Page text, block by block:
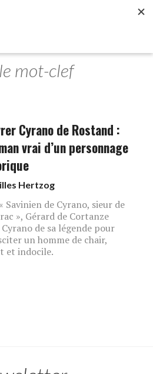
mot-clef
Cyrano de Rostand :
vrai d’un personnage
Hertzog
Savinien de Cyrano, sieur de
», Gérard de Cortanze
de sa légende pour
un homme de chair,
et indocile.